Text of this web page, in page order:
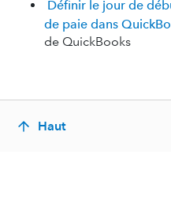
Définir le jour de
de paie dans
de QuickBooks
Haut